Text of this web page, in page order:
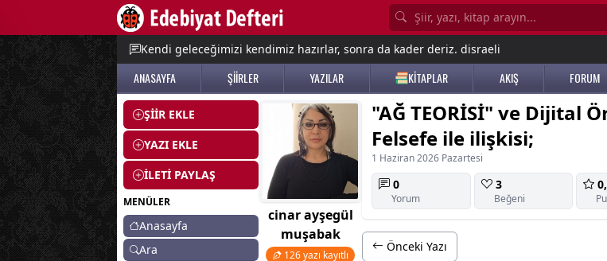
Kendi geleceğimizi kendimiz hazırlar, sonra da kader deriz. disraeli
ANASAYFA ŞİİRLER YAZILAR KİTAPLAR AKIŞ FORUM
ŞİİR EKLE
YAZI EKLE
İLETİ PAYLAŞ
MENÜLER
Anasayfa
Ara
cinar ayşegül
muşabak
126 yazı kayıtlı
"AĞ TEORİSİ" ve Dijital
Felsefe ile ilişkisi;
1 Haziran 2026 Pazartesi
0
Yorum
3
Beğeni
Önceki Yazı
menu